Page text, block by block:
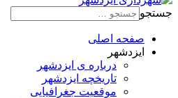
جستجو
صفحه اصلی
ایزدشهر
درباره ی ایزدشهر
تاریخچه ایزدشهر
موقعیت جغرافیایی